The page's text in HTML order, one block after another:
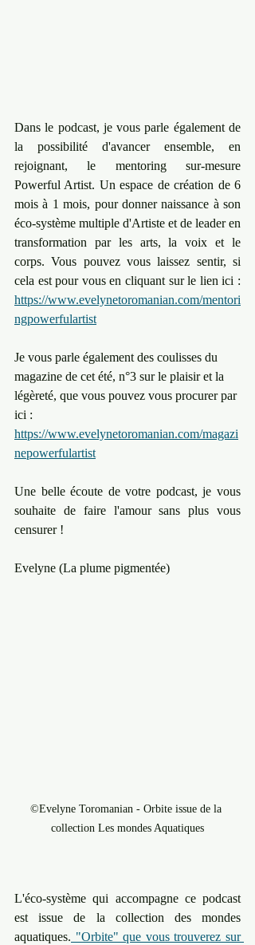
Dans le podcast, je vous parle également de
la possibilité d'avancer ensemble, en
rejoignant, le mentoring sur-mesure
Powerful Artist. Un espace de création de 6
mois à 1 mois, pour donner naissance à son
éco-système multiple d'Artiste et de leader en
transformation par les arts, la voix et le
corps. Vous pouvez vous laissez sentir, si
https://www.evelynetoromanian.com/mentori
ngpowerfulartist
Je vous parle également des coulisses du
magazine de cet été, n°3 sur le plaisir et la
légèreté, que vous pouvez vous procurer par
ici :
https://www.evelynetoromanian.com/magazi
nepowerfulartist
Une belle écoute de votre podcast, je vous
souhaite de faire l'amour sans plus vous
censurer !
Evelyne (La plume pigmentée)
©Evelyne Toromanian - Orbite issue de la
collection Les mondes Aquatiques
L'éco-système qui accompagne ce podcast
est issue de la collection des mondes
aquatiques. "Orbite" que vous trouverez sur